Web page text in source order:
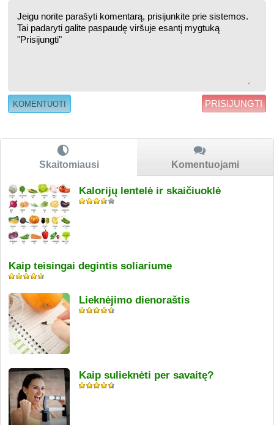
PRISIJUNGTI
Skaitomiausi Komentuojami
Kalorijų lentelė ir skaičiuoklė
Kaip teisingai degintis soliariume
Lieknėjimo dienoraštis
Kaip sulieknėti per savaitę?